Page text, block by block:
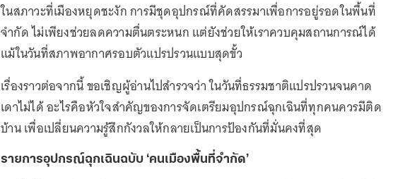
ในสภาวะที่เมืองหยุดชะงัก การมีชุดอุปกรณ์ที่คัดสรรมาเพื่อการอยู่รอดในพื้นที่
จำกัด ไม่เพียงช่วยลดความตื่นตระหนก แต่ยังช่วยให้เราควบคุมสถานการณ์ได้
แม้ในวันที่สภาพอากาศรอบตัวแปรปรวนแบบสุดขั้ว
เรื่องราวต่อจากนี้ ขอเชิญผู้อ่านไปสำรวจว่า ในวันที่ธรรมชาติแปรปรวนจนคาด
เดาไม่ได้ อะไรคือหัวใจสำคัญของการจัดเตรียมอุปกรณ์ฉุกเฉินที่ทุกคนควรมีติด
บ้าน เพื่อเปลี่ยนความรู้สึกกังวลให้กลายเป็นการป้องกันที่มั่นคงที่สุด
รายการอุปกรณ์ฉุกเฉินฉบับ ‘คนเมืองพื้นที่จำกัด’